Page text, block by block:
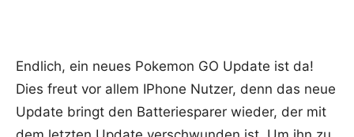
Endlich, ein neues Pokemon GO Update ist da!
Dies freut vor allem IPhone Nutzer, denn das neue
Update bringt den Batteriesparer wieder, der mit